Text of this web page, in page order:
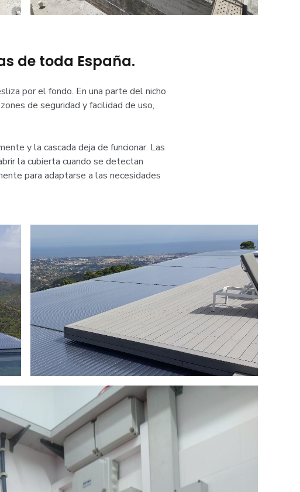
de toda España.
por el fondo. En una parte del nicho
de seguridad y facilidad de uso,
y la cascada deja de funcionar. Las
la cubierta cuando se detectan
para adaptarse a las necesidades